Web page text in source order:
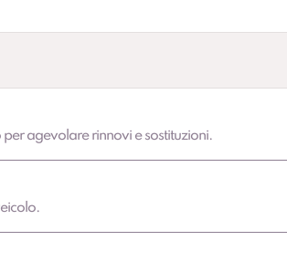
agevolare rinnovi e sostituzioni.